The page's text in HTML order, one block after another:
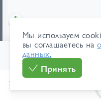
Мы используем
вы соглашаетесь на
данных.
Принять
138 000 ₽/м²
8 572 560 ₽